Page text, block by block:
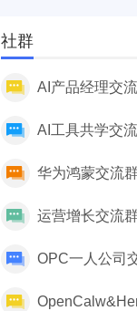
社群
AI产品经理交
AI工具共学交
华为鸿蒙交流
运营增长交流
OPC一人公司